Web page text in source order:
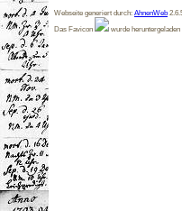
Webseite generiert durch: AhnenWeb
Das Favicon
wurde heruntergeladen